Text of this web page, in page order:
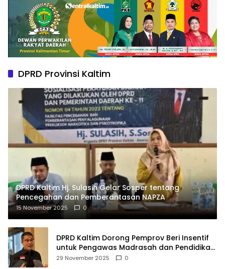
DPRD Provinsi Kaltim
DPRD Kaltim Hj. Sulasih Gelar Sosper tentang
Pencegahan dan Pemberantasan NAPZA
15 November 2025 0
DPRD Kaltim Dorong Pemprov Beri Insentif
untuk Pengawas Madrasah dan Pendidikan
Agama
29 November 2025 0